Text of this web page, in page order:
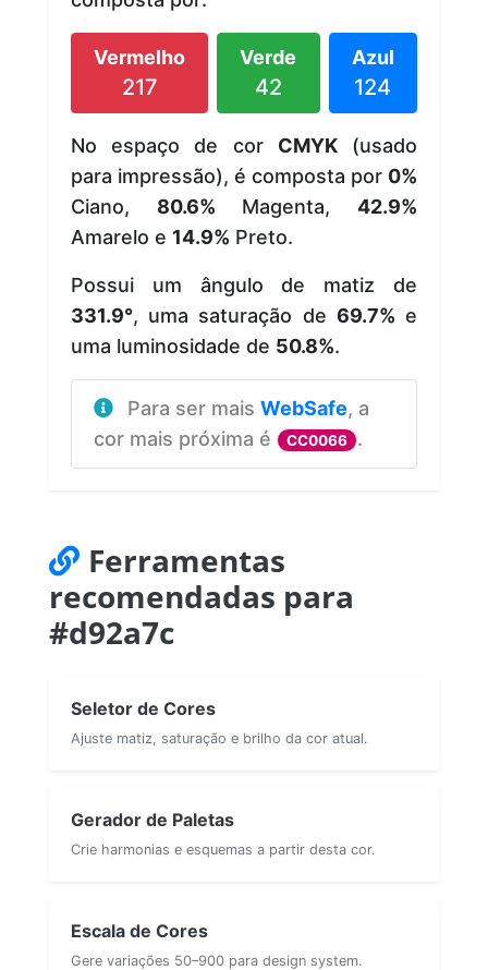
Vermelho
217
Verde
42
Azul
124
No espaço de cor CMYK(usado
para impressão), é composta por 0%
Ciano, 80.6% Magenta,42.9%
Amarelo e 14.9% Preto.
Possui um ângulo de matiz de
331.9°, uma saturação de 69.7% e
uma luminosidade de 50.8%.
Para ser mais WebSafe, a
cor mais próxima é
CC0066 .
Ferramentas
recomendadas para
#d92a7c
Seletor de Cores
Ajuste matiz, saturação e brilho da cor atual.
Gerador de Paletas
Crie harmonias e esquemas a partir desta cor.
Escala de Cores
Gere variações 50–900 para design system.